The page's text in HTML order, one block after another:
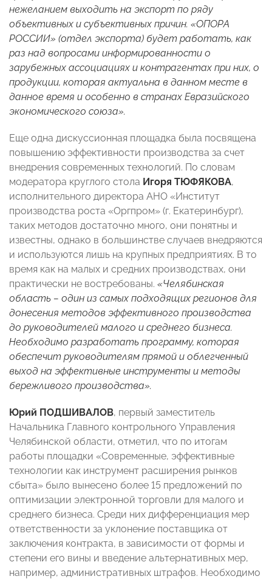
нежеланием выходить на экспорт по ряду
объективных и субъективных причин. «ОПОРА
РОССИИ» (отдел экспорта) будет работать, как
раз над вопросами информированности о
зарубежных ассоциациях и контрагентах при них, о
продукции, которая актуальна в данном месте в
данное время и особенно в странах Евразийского
экономического союза».
Еще одна дискуссионная площадка была посвящена
повышению эффективности производства за счет
внедрения современных технологий. По словам
модератора круглого стола Игоря ТЮФЯКОВА,
исполнительного директора АНО «Институт
производства роста «Оргпром» (г. Екатеринбург),
таких методов достаточно много, они понятны и
известны, однако в большинстве случаев внедряются
и используются лишь на крупных предприятиях. В то
время как на малых и средних производствах, они
практически не востребованы. «Челябинская
область – один из самых подходящих регионов для
донесения методов эффективного производства
до руководителей малого и среднего бизнеса.
Необходимо разработать программу, которая
обеспечит руководителям прямой и облегченный
выход на эффективные инструменты и методы
бережливого производства».
Юрий ПОДШИВАЛОВ, первый заместитель
Начальника Главного контрольного Управления
Челябинской области, отметил, что по итогам
работы площадки «Современные, эффективные
технологии как инструмент расширения рынков
сбыта» было вынесено более 15 предложений по
оптимизации электронной торговли для малого и
среднего бизнеса. Среди них дифференциация мер
ответственности за уклонение поставщика от
заключения контракта, в зависимости от формы и
степени его вины и введение альтернативных мер,
например, административных штрафов. Необходимо